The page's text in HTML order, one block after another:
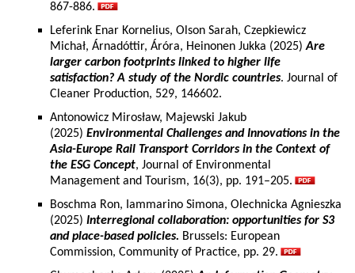
867-886.
Leferink Enar Kornelius, Olson Sarah, Czepkiewicz
Michał, Árnadóttir, Áróra, Heinonen Jukka (2025)Are
larger carbon footprints linked to higher life
satisfaction? A study of the Nordic countries. Journal of
Cleaner Production, 529, 146602.
Antonowicz Mirosław, Majewski Jakub
(2025) Environmental Challenges and Innovations in the
Asia-Europe Rail Transport Corridors in the Context of
the ESG Concept, Journal of Environmental
Management and Tourism, 16(3), pp. 191–205.
Boschma Ron, Iammarino Simona, Olechnicka Agnieszka
(2025) Interregional collaboration: opportunities for S3
and place-based policies. Brussels: European
Commission, Community of Practice, pp. 29.